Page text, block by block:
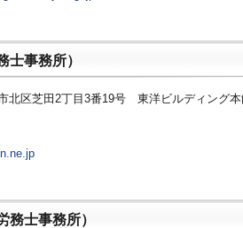
事務所）
北区芝田2丁目3番19号 東洋ビルディング本
士事務所）